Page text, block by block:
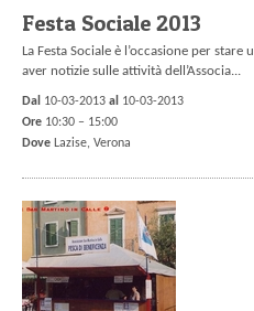
Festa Sociale 2013
La Festa Sociale è l’occasione per
aver notizie sulle attività dell’Associa...
Dal 10-03-2013 al 10-03-2013
Ore 10:30 – 15:00
Dove Lazise, Verona